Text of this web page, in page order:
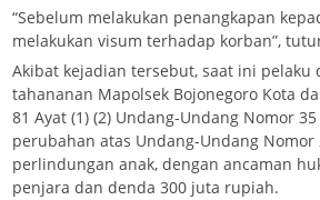
“Sebelum melakukan penangkapan
melakukan visum terhadap korban”,
Akibat kejadian tersebut, saat ini pelaku
tahananan Mapolsek Bojonegoro Kota
81 Ayat (1) (2) Undang-Undang Nomor
perubahan atas Undang-Undang
perlindungan anak, dengan ancaman
penjara dan denda 300 juta rupiah.